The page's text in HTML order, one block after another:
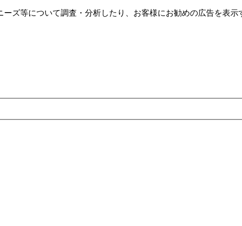
ズ等について調査・分析したり、お客様にお勧めの広告を表⽰